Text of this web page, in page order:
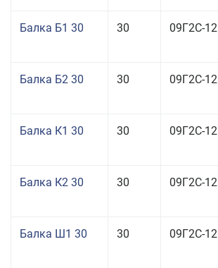
Балка Б1 30 30 09Г2С-12
Балка Б2 30 30 09Г2С-12
Балка К1 30 30 09Г2С-12
Балка К2 30 30 09Г2С-12
Балка Ш1 30 30 09Г2С-12